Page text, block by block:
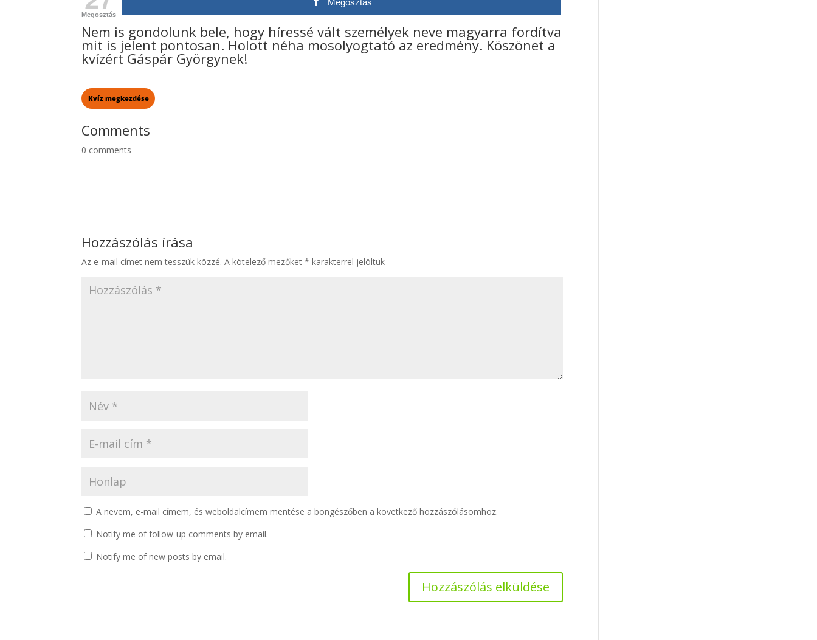
Megosztás
Megosztás
Nem is gondolunk bele, hogy híressé vált személyek neve magyarra fordítva
mit is jelent pontosan. Holott néha mosolyogtató az eredmény. Köszönet a
kvízért Gáspár Györgynek!
Comments
0 comments
Hozzászólás írása
Az e-mail címet nem tesszük közzé. A kötelező mezőket* karakterrel jelöltük
A nevem, e-mail címem, és weboldalcímem mentése a böngészőben a következő hozzászólásomhoz.
Notify me of follow-up comments by email.
Notify me of new posts by email.